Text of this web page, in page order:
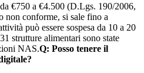
€750 a €4.500 (D.Lgs. 190/2006,
non conforme, si sale fino a
può essere sospesa da 10 a 20
strutture alimentari sono state
NAS.Q: Posso tenere il